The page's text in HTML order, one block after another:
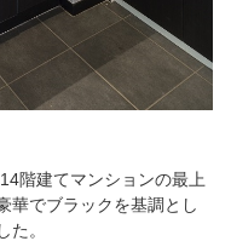
階建てマンションの最上
華でブラックを基調とし
た。